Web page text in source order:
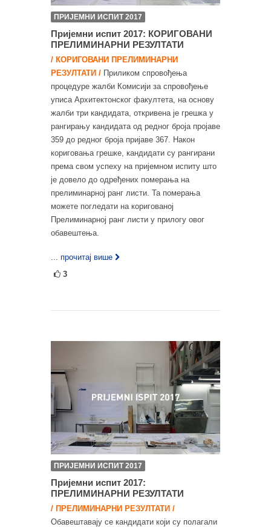
ПРИЈЕМНИ ИСПИТ 2017
Пријемни испит 2017: КОРИГОВАНИ
ПРЕЛИМИНАРНИ РЕЗУЛТАТИ
/ КОРИГОВАНИ ПРЕЛИМИНАРНИ
РЕЗУЛТАТИ / Приликом спровођeња
процедуре жалби Комисији за спровођење
уписа Архитектонског факултета, на основу
жалби три кандидата, откривена је грешка у
рангирању кандидата од редног броја пројаве
359 до редног броја пријаве 367. Након
кориговања грешке, кандидати су рангирани
према свом успеху на пријемном испиту што
је довело до одређених померања на
прелиминарној ранг листи. Та померања
можете погледати на коригованој
Прелиминарној ранг листи у прилогу овог
обавештења.
... прочитај више
3
ПРИЈЕМНИ ИСПИТ 2017
Пријемни испит 2017:
ПРЕЛИМИНАРНИ РЕЗУЛТАТИ
/ ПРЕЛИМИНАРНИ РЕЗУЛТАТИ /
Обавештавају се кандидати који су полагали